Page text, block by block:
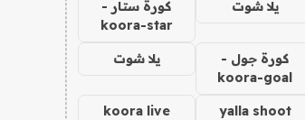
يلا شوت
كورة ستار -
koora-star
كورة جول -
koora-goal
يلا شوت
yalla shoot
koora live